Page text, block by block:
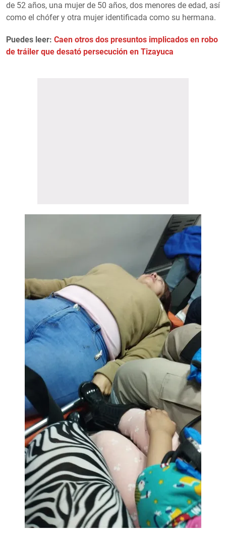
de 52 años, una mujer de 50 años, dos menores de edad, así
como el chófer y otra mujer identificada como su hermana.
Puedes leer: Caen otros dos presuntos implicados en robo
de tráiler que desató persecución en Tizayuca